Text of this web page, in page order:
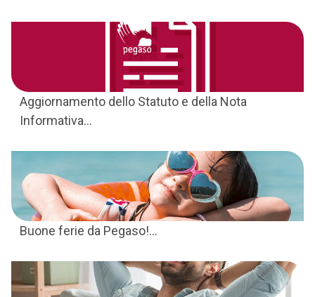
Aggiornamento dello Statuto e della Nota
Informativa...
Buone ferie da Pegaso!...